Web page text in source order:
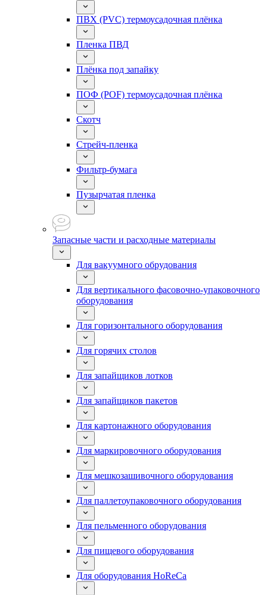
ПВХ (PVC) термоусадочная плёнка
Пленка ПВД
Плёнка под запайку
ПОФ (POF) термоусадочная плёнка
Скотч
Стрейч-пленка
Фильтр-бумага
Пузырчатая пленка
Запасные части и расходные материалы
Для вакуумного обрудования
Для вертикального фасовочно-упаковочного
оборудования
Для горизонтального оборудования
Для горячих столов
Для запайщиков лотков
Для запайщиков пакетов
Для картонажного оборудования
Для маркировочного оборудования
Для мешкозашивочного оборудования
Для паллетоупаковочного оборудования
Для пельменного оборудования
Для пищевого оборудования
Для оборудования HoReCa